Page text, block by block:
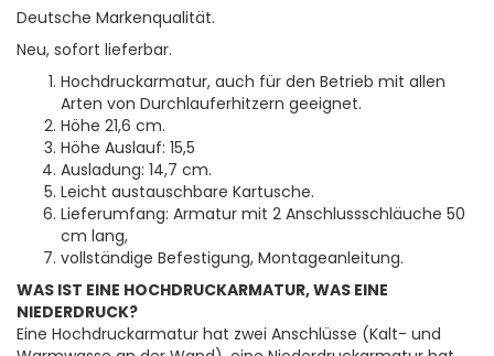
Deutsche Markenqualität.
Neu, sofort lieferbar.
Hochdruckarmatur, auch für den Betrieb mit allen
Arten von Durchlauferhitzern geeignet.
Höhe 21,6 cm.
Höhe Auslauf: 15,5
Ausladung: 14,7 cm.
Leicht austauschbare Kartusche.
Lieferumfang: Armatur mit 2 Anschlussschläuche 50
cm lang,
vollständige Befestigung, Montageanleitung.
WAS IST EINE HOCHDRUCKARMATUR, WAS EINE
NIEDERDRUCK?
Eine Hochdruckarmatur hat zwei Anschlüsse (Kalt- und